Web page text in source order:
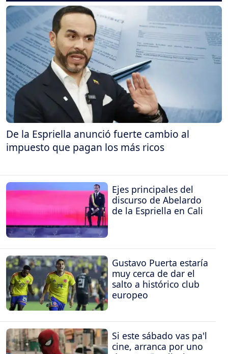
De la Espriella anunció fuerte cambio al
impuesto que pagan los más ricos
Ejes principales del
discurso de Abelardo
de la Espriella en Cali
Gustavo Puerta estaría
muy cerca de dar el
salto a histórico club
europeo
Si este sábado vas pa'l
cine, arranca por uno